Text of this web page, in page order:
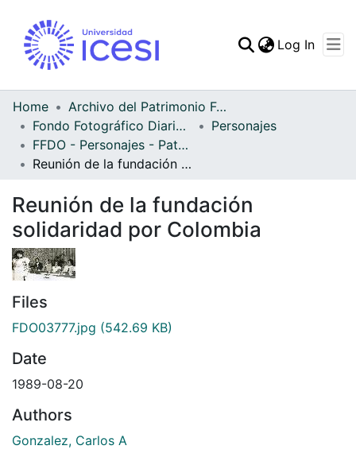
Statistics
Log In
Home
Archivo del Patrimonio Fotográfico y Fílmico del Valle del Cauca
Fondo Fotográfico Diario Occidente
Personajes
FFDO - Personajes - Patrimonial
Reunión de la fundación solidaridad por Colombia
Reunión de la fundación
solidaridad por Colombia
Files
FDO03777.jpg (542.69 KB)
Date
1989-08-20
Authors
Gonzalez, Carlos A